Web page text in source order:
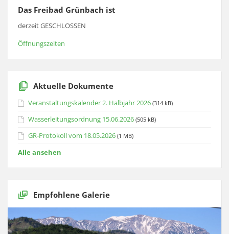
Das Freibad Grünbach ist
derzeit GESCHLOSSEN
Öffnungszeiten
Aktuelle Dokumente
Veranstaltungskalender 2. Halbjahr 2026 (314 kB)
Wasserleitungsordnung 15.06.2026 (505 kB)
GR-Protokoll vom 18.05.2026 (1 MB)
Alle ansehen
Empfohlene Galerie